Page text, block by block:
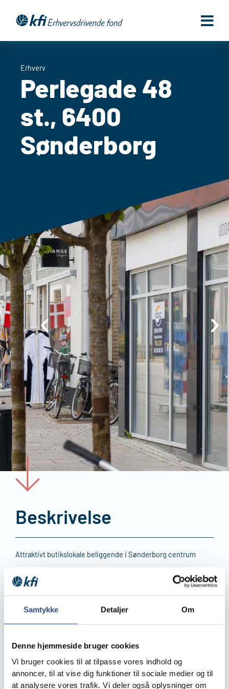
Samtykke Detaljer Om
Denne hjemmeside bruger cookies
Vi bruger cookies til at tilpasse vores indhold og
annoncer, til at vise dig funktioner til sociale medier og til
at analysere vores trafik. Vi deler også oplysninger om
Erhverv
Perlegade 48
st., 6400
Sønderborg
Beskrivelse
Attraktivt butikslokale beliggende i Sønderborg centrum
synlighed for de mange handlende på gaden.
af 361 m² fordelt på et stort butikslokale, kontor, mellemgang
samt adgang til fælleskantine. Butikslokalet er nemt at
bagerst i bygningen ud mod gang arealet, hvorfra der
ligeledes er adgang til bagtrappe.
Den centrale beliggenhed betyder, at kunder og personale har